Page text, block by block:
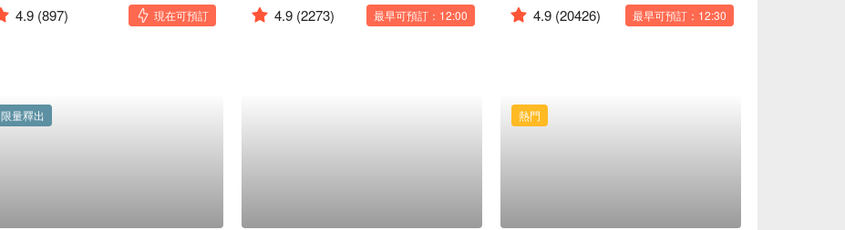
4.9 (897) 現在可預訂
4.9 (2273) 最早可預訂：12:00
4.9 (20426) 最早可預訂：12:30
限量釋出 熱門